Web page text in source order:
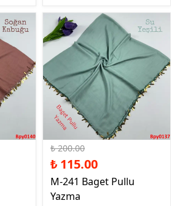
%43 İndirim
₺ 200.00
₺ 115.00
M-241 Baget Pullu
Yazma